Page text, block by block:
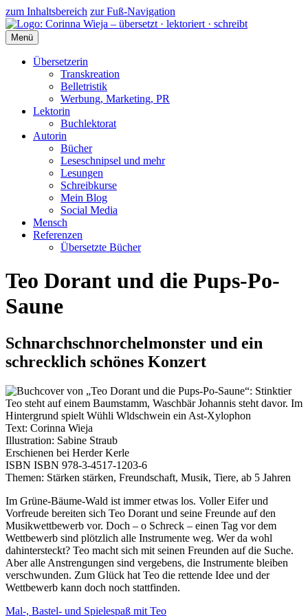
zum Inhaltsbereich zur Fuß-Navigation
Menü
Übersetzerin
Transkreation
Belletristik
Werbung, Marketing, PR
Lektorin
Buchlektorat
Autorin
Bücher
Leseschnipsel und mehr
Lesungen
Schreibkurse
Mein Blog
Social Media
Mensch
Referenzen
Übersetzte Bücher
Teo Dorant und die Pups-Po-
Saune
Schnarchschnorchelmonster und ein
schrecklich schönes Konzert
Text: Corinna Wieja
Illustration: Sabine Straub
Erschienen bei Herder Kerle
ISBN ISBN 978-3-4517-1203-6
Themen: Stärken stärken, Freundschaft, Musik, Tiere, ab 5 Jahren
Im Grüne-Bäume-Wald ist immer etwas los. Voller Eifer und
Vorfreude bereiten sich Teo Dorant und seine Freunde auf den
Musik­wettbewerb vor. Doch – o Schreck – einen Tag vor dem
Wettbewerb sind plötzlich alle Instrumente weg. Wer da wohl
dahintersteckt? Teo macht sich mit seinen Freunden auf die Suche.
Aber alle Anstrengungen sind vergebens, die Instrumente bleiben
verschwunden. Zum Glück hat Teo die rettende Idee und der
Wettbewerb kann doch noch stattfinden.
Mal-, Bastel- und Spielespaß mit Teo